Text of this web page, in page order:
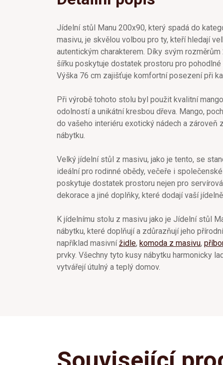
Jídelní stůl Manu 200x90, který spadá do
masivu, je skvělou volbou pro ty, kteří hledají
autentickým charakterem. Díky svým
šířku poskytuje dostatek prostoru pro
Výška 76 cm zajišťuje komfortní posezení při
Při výrobě tohoto stolu byl použit kvalitní
odolností a unikátní kresbou dřeva. Mango,
do vašeho interiéru exotický nádech a zároveň
nábytku.
Velký jídelní stůl z masivu, jako je tento, se
ideální pro rodinné obědy, večeře i
poskytuje dostatek prostoru nejen pro
dekorace a jiné doplňky, které dodají vaší
K jídelnímu stolu z masivu jako je Jídelní stůl
nábytku, které doplňují a zdůrazňují jeho
například masivnížidle, komoda z masivu,
prvky. Všechny tyto kusy nábytku harmonicky
vytvářejí útulný a teplý domov.